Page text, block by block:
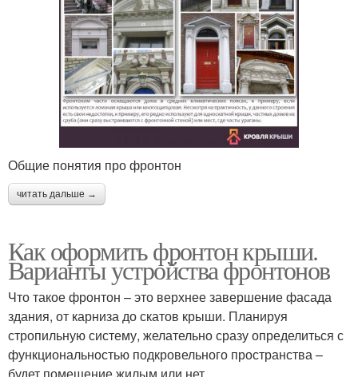
Общие понятия про фронтон
читать дальше →
Как оформить фронтон крыши.
Варианты устройства фронтонов
Что такое фронтон – это верхнее завершение фасада
здания, от карниза до скатов крыши. Планируя
стропильную систему, желательно сразу определиться с
функциональностью подкровельного пространства –
будет помещение жилым или нет.